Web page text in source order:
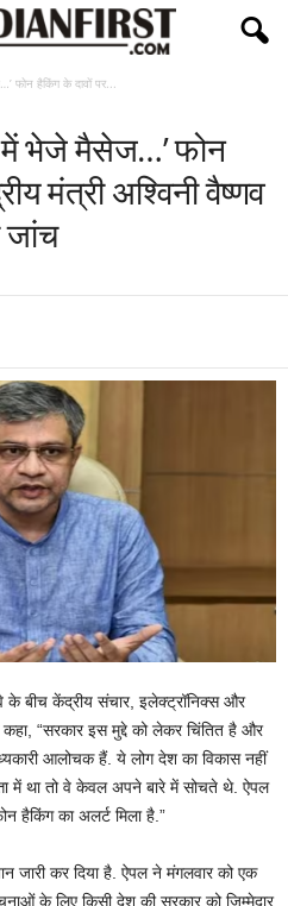
हैकिंग के दावों पर...
भेजे मैसेज…’ फोन
मंत्री अश्विनी वैष्णव
जांच
के बीच केंद्रीय संचार, इलेक्ट्रॉनिक्स और
कहा, “सरकार इस मुद्दे को लेकर चिंतित है और
आलोचक हैं. ये लोग देश का विकास नहीं
में था तो वे केवल अपने बारे में सोचते थे. ऐपल
हैकिंग का अलर्ट मिला है.”
जारी कर दिया है. ऐपल ने मंगलवार को एक
के लिए किसी देश की सरकार को जिम्मेदार